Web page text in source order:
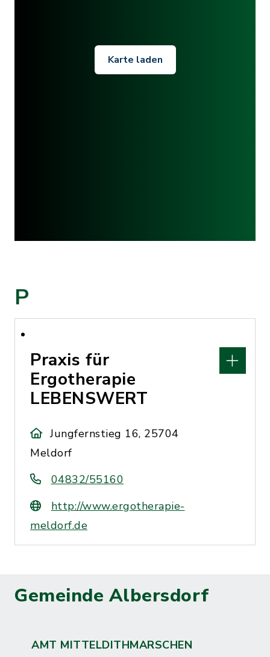
Karte laden
P
Praxis für
Ergotherapie
LEBENSWERT
Jungfernstieg 16, 25704
Meldorf
04832/55160
http://www.ergotherapie-
meldorf.de
Gemeinde Albersdorf
AMT MITTELDITHMARSCHEN